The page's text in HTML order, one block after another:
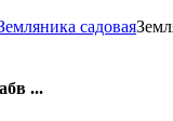
садовая
...